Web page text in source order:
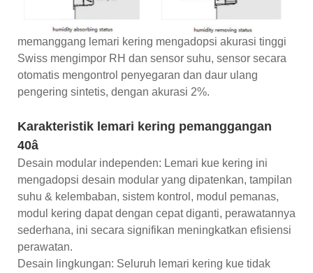
memanggang lemari kering mengadopsi akurasi tinggi
Swiss mengimpor RH dan sensor suhu, sensor secara
otomatis mengontrol penyegaran dan daur ulang
pengering sintetis, dengan akurasi 2%.
Karakteristik lemari kering pemanggangan
40â
Desain modular independen: Lemari kue kering ini
mengadopsi desain modular yang dipatenkan, tampilan
suhu & kelembaban, sistem kontrol, modul pemanas,
modul kering dapat dengan cepat diganti, perawatannya
sederhana, ini secara signifikan meningkatkan efisiensi
perawatan.
Desain lingkungan: Seluruh lemari kering kue tidak